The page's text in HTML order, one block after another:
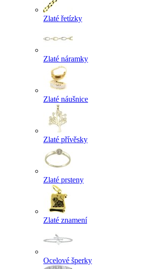
Zlaté řetízky
Zlaté náramky
Zlaté náušnice
Zlaté přívěsky
Zlaté prsteny
Zlaté znamení
Ocelové šperky